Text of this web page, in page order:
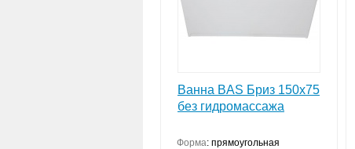
Ванна BAS Бриз 150x75
без гидромассажа
Форма: прямоугольная